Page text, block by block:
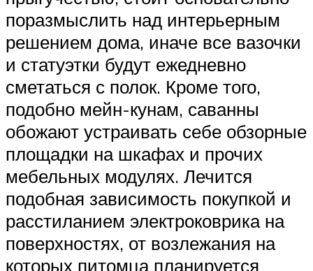
поразмыслить над интерьерным
решением дома, иначе все вазочки
и статуэтки будут ежедневно
сметаться с полок. Кроме того,
подобно мейн-кунам, саванны
обожают устраивать себе обзорные
площадки на шкафах и прочих
мебельных модулях. Лечится
подобная зависимость покупкой и
расстиланием электроковрика на
поверхностях, от возлежания на
которых питомца планируется